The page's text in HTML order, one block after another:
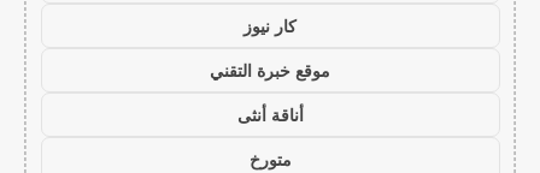
كار نيوز
موقع خبرة التقني
أناقة أنثى
متورخ